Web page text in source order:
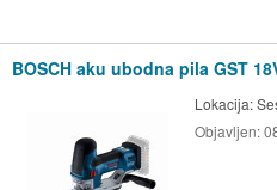
BOSCH aku ubodna pila GST
Lokacija:
Objavljen: